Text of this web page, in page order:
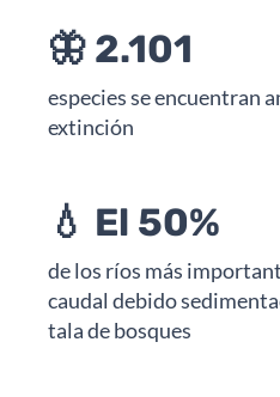
🦋 2.101
especies se encuentran
extinción
💧 El 50%
de los ríos más
caudal debido
tala de bosques